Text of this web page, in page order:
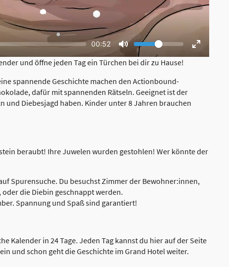
Current
00:52
Toggle
Mute
Volume
Fullscreen
und öffne jeden Tag ein Türchen bei dir zu Hause!
spannende Geschichte machen den Actionbound-
dafür mit spannenden Rätseln. Geeignet ist der
und Diebesjagd haben. Kinder unter 8 Jahren brauchen
beraubt! Ihre Juwelen wurden gestohlen! Wer könnte der
Spurensuche. Du besuchst Zimmer der Bewohner:innen,
die Diebin geschnappt werden.
Spannung und Spaß sind garantiert!
Kalender in 24 Tage. Jeden Tag kannst du hier auf der Seite
und schon geht die Geschichte im Grand Hotel weiter.